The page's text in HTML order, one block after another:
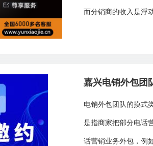
而分销商的收入是浮
嘉兴电销外包团
电销外包团队的摸式
是指商家把部分电话
话营销业务外包，例